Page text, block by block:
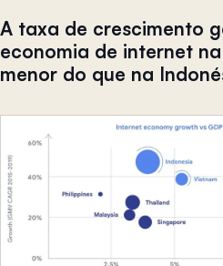
A taxa de crescimento
economia de internet
menor do que na